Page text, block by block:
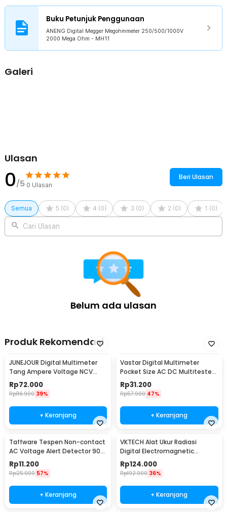
Buku Petunjuk Penggunaan
ANENG Digital Megger Megohmmeter 250/500/1000V
2000 Mega Ohm - MH11
Galeri
Ulasan
0/5 0 Ulasan
Beri Ulasan
Semua 5 (0) 4 (0) 3 (0) 2 (0) 1 (0)
Cari Ulasan
Belum ada ulasan
Produk Rekomendasi
JUNEJOUR Digital Multimeter
Tang Ampere Voltage NCV
Tester Clamp - DT266
Rp72.000
Rp116.900 39%
+ Keranjang
Vastar Digital Multimeter
Pocket Size AC DC Multitester
Portable - DT830B
Rp31.200
Rp57.900 47%
+ Keranjang
Taffware Tespen Non-contact
AC Voltage Alert Detector 90-
1000V - VD02
Rp11.200
Rp25.900 57%
+ Keranjang
VKTECH Alat Ukur Radiasi
Digital Electromagnetic
Radiation Detector - DT-1130
Rp124.000
Rp192.900 36%
+ Keranjang